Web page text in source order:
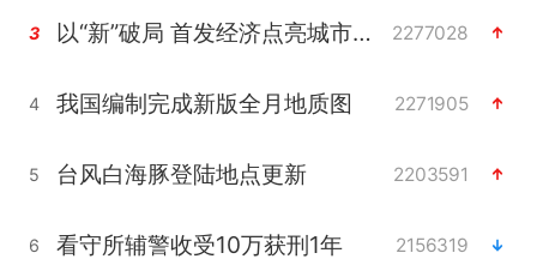
3 以“新”破局 首发经济点亮城市消费活力 2277028
4 我国编制完成新版全月地质图 2271905
5 台风白海豚登陆地点更新 2203591
6 看守所辅警收受10万获刑1年 2156319